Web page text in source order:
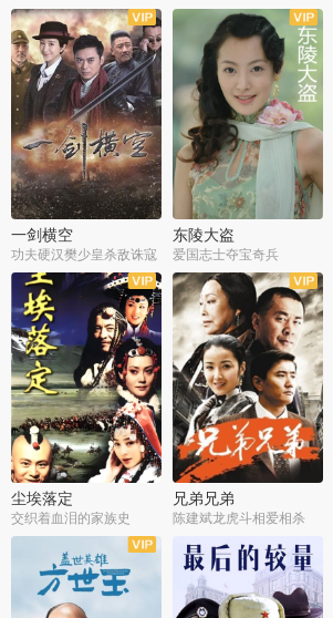
全40集
一剑横空
功夫硬汉樊少皇杀敌诛寇
全33集
东陵大盗
爱国志士夺宝奇兵
全25集
尘埃落定
交织着血泪的家族史
全50集
兄弟兄弟
陈建斌龙虎斗相爱相杀
全36集
全28集